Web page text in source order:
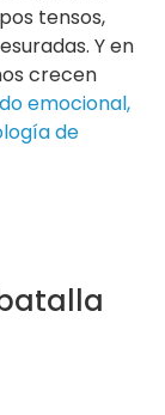
tensos,
Y en
crecen
emocional,
de